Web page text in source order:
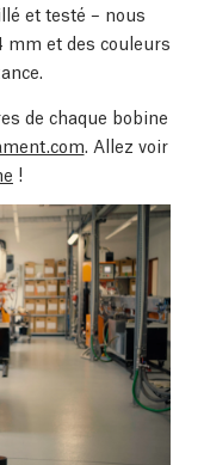
et testé – nous
mm et des couleurs
de chaque bobine
. Allez voir
!